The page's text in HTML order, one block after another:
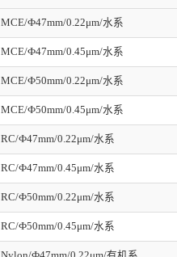
MCE/Ф47mm/0.22μm/水系
MCE/Ф47mm/0.45μm/水系
MCE/Ф50mm/0.22μm/水系
MCE/Ф50mm/0.45μm/水系
RC/Ф47mm/0.22μm/水系
RC/Ф47mm/0.45μm/水系
RC/Ф50mm/0.22μm/水系
RC/Ф50mm/0.45μm/水系